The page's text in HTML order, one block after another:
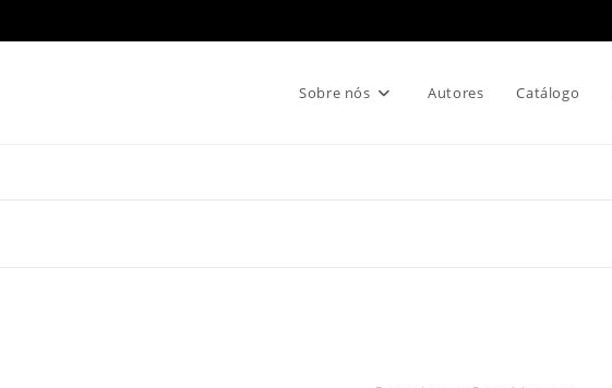
Sobre nós Autores Catálogo